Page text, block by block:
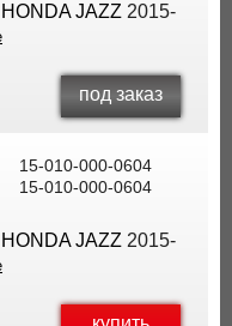
JAZZ 2015-
под заказ
15-010-000-0604
15-010-000-0604
JAZZ 2015-